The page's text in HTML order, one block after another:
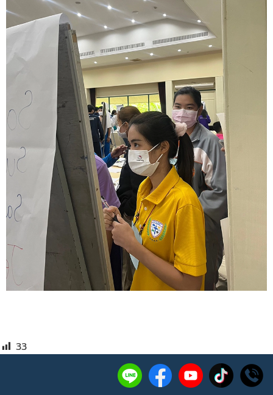
33